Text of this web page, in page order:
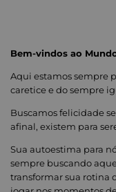
Bem-vindos ao
Aqui estamos sempre
caretice e do sempre
Buscamos felicidade
afinal, existem para
Sua autoestima para
sempre buscando
transformar sua rotina